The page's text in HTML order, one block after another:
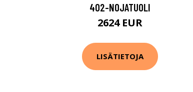
402-NOJATUOLI
2624 EUR
LISÄTIETOJA